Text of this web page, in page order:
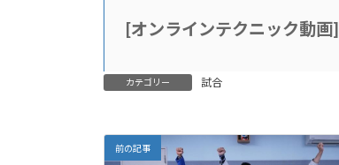
[オンラインテクニック動画]
カテゴリー 試合
前の記事